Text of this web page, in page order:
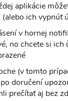
aplikácie
ich vypnúť
v hornej
no chcete si ich
(v tomto
doručení
prečítať aj bez